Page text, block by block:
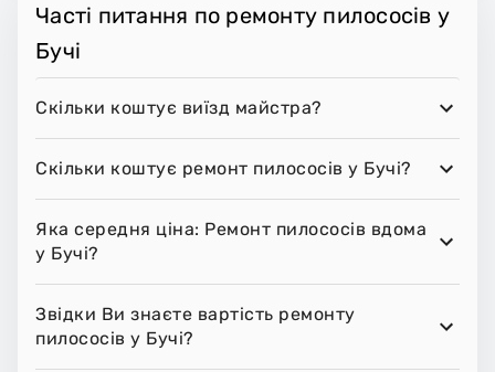
Часті питання по ремонту пилососів у
Бучі
Скільки коштує виїзд майстра?
Скільки коштує ремонт пилососів у Бучі?
Яка середня ціна: Ремонт пилососів вдома
у Бучі?
Звідки Ви знаєте вартість ремонту
пилососів у Бучі?